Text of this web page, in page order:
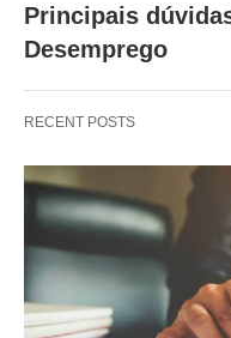
Principais
Desemprego
RECENT POSTS